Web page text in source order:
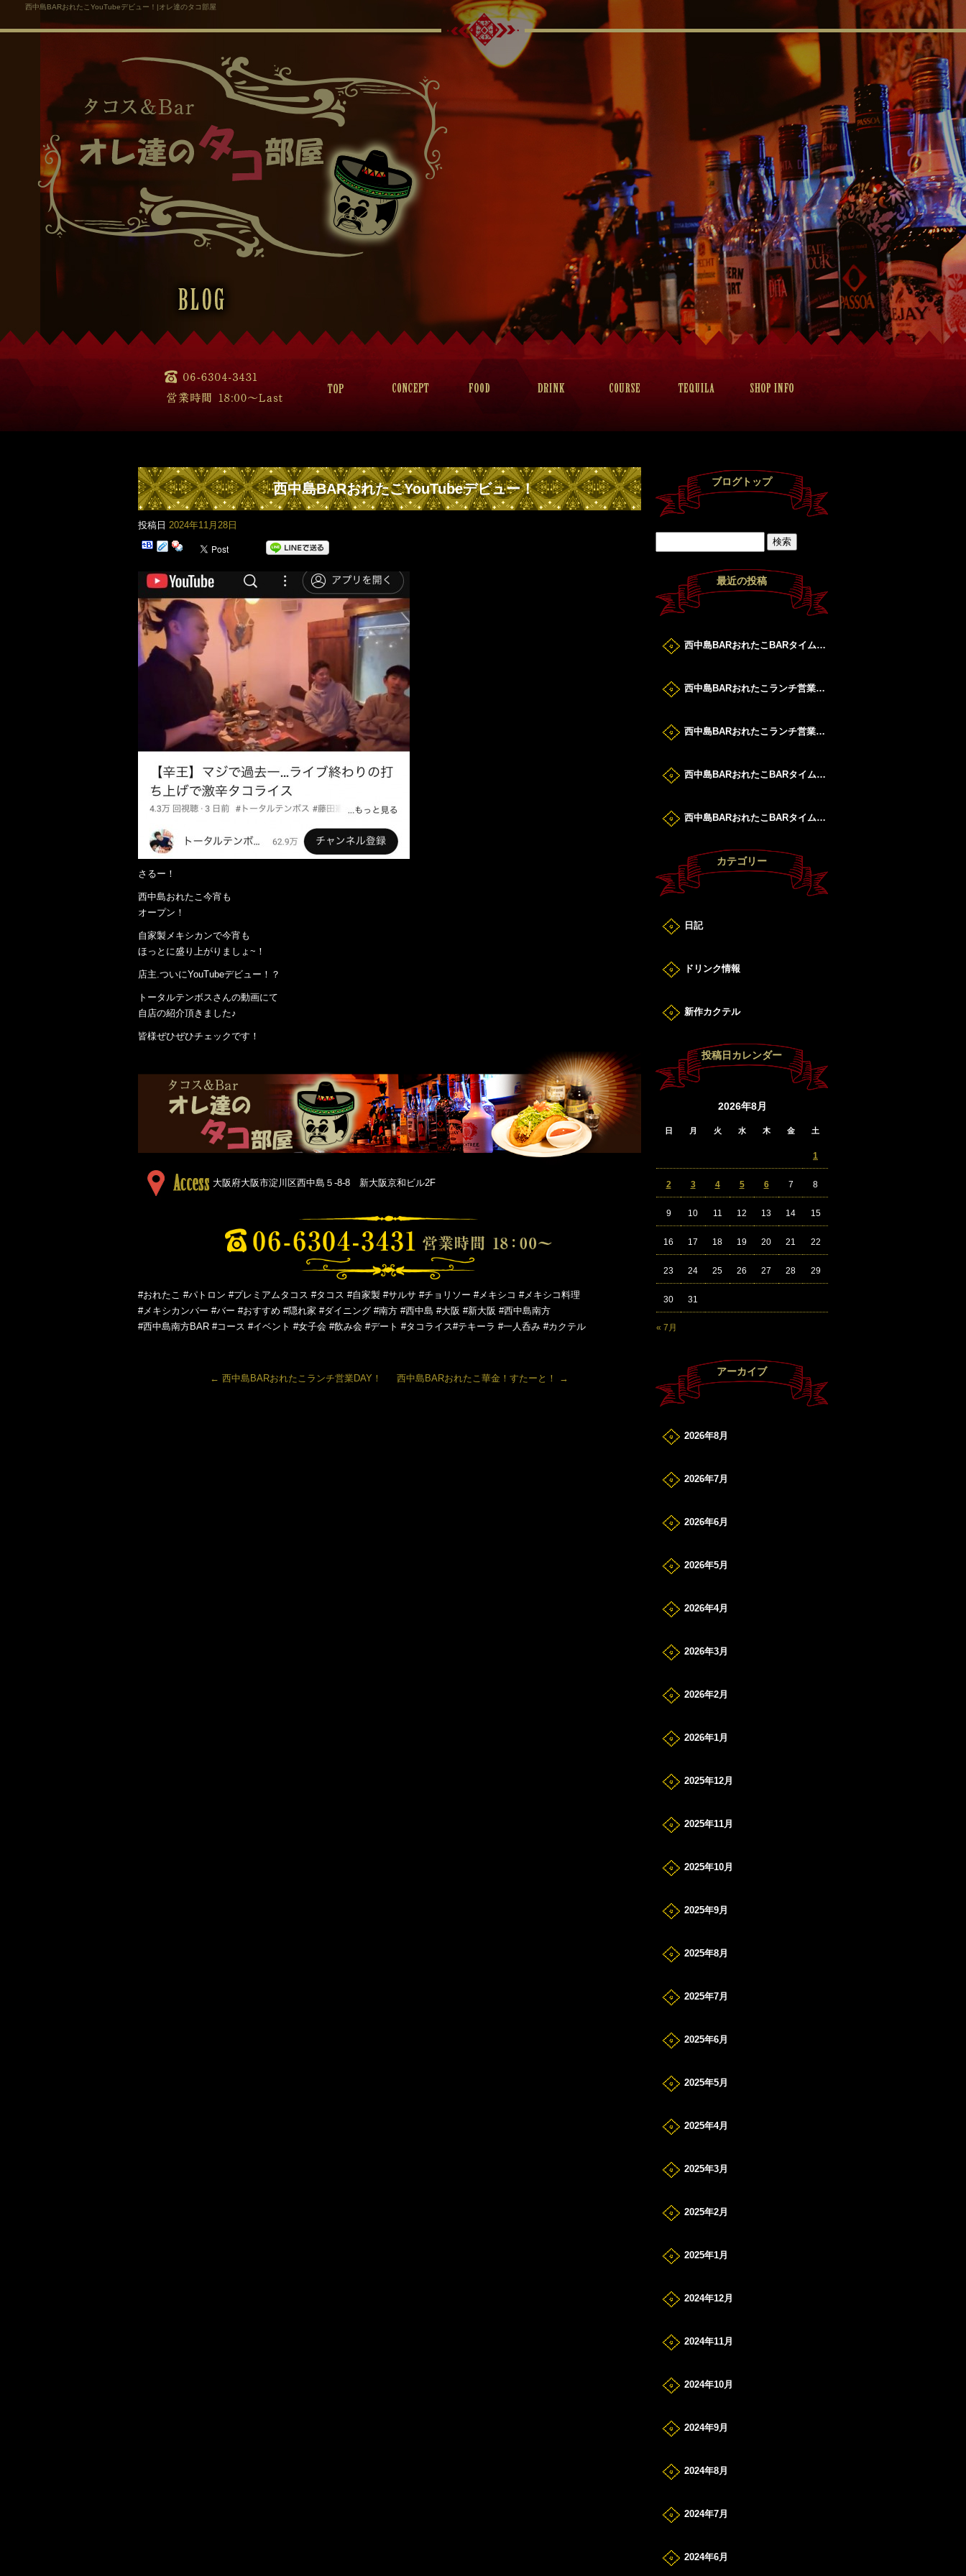
西中島BARおれたこYouTubeデビュー！|オレ達のタコ部屋
西中島BARおれたこYouTubeデビュー！
投稿日 2024年11月28日
さるー！
西中島おれたこ今宵も
オープン！
自家製メキシカンで今宵も
ほっとに盛り上がりましょ~！
店主.ついにYouTubeデビュー！？
トータルテンボスさんの動画にて
自店の紹介頂きました♪
皆様ぜひぜひチェックです！
大阪府大阪市淀川区西中島５-8-8 新大阪京和ビル2F
#おれたこ #パトロン #プレミアムタコス #タコス #自家製 #サルサ #チョリソー #メキシコ #メキシコ料理
#メキシカンバー #バー #おすすめ #隠れ家 #ダイニング #南方 #西中島 #大阪 #新大阪 #西中島南方
#西中島南方BAR #コース #イベント #女子会 #飲み会 #デート #タコライス#テキーラ #一人呑み #カクテル
← 西中島BARおれたこランチ営業DAY！ 西中島BARおれたこ華金！すたーと！ →
ブログトップ
最近の投稿
西中島BARおれたこBARタイムすたーと！
西中島BARおれたこランチ営業DAY！
西中島BARおれたこランチ営業DAY！
西中島BARおれたこBARタイムすたーと！
西中島BARおれたこBARタイムすたーと！
カテゴリー
日記
ドリンク情報
新作カクテル
投稿日カレンダー
2026年8月
日 月 火 水 木 金 土
« 7月
1
2 3 4 5 6 7 8
9 10 11 12 13 14 15
16 17 18 19 20 21 22
23 24 25 26 27 28 29
30 31
アーカイブ
2026年8月
2026年7月
2026年6月
2026年5月
2026年4月
2026年3月
2026年2月
2026年1月
2025年12月
2025年11月
2025年10月
2025年9月
2025年8月
2025年7月
2025年6月
2025年5月
2025年4月
2025年3月
2025年2月
2025年1月
2024年12月
2024年11月
2024年10月
2024年9月
2024年8月
2024年7月
2024年6月